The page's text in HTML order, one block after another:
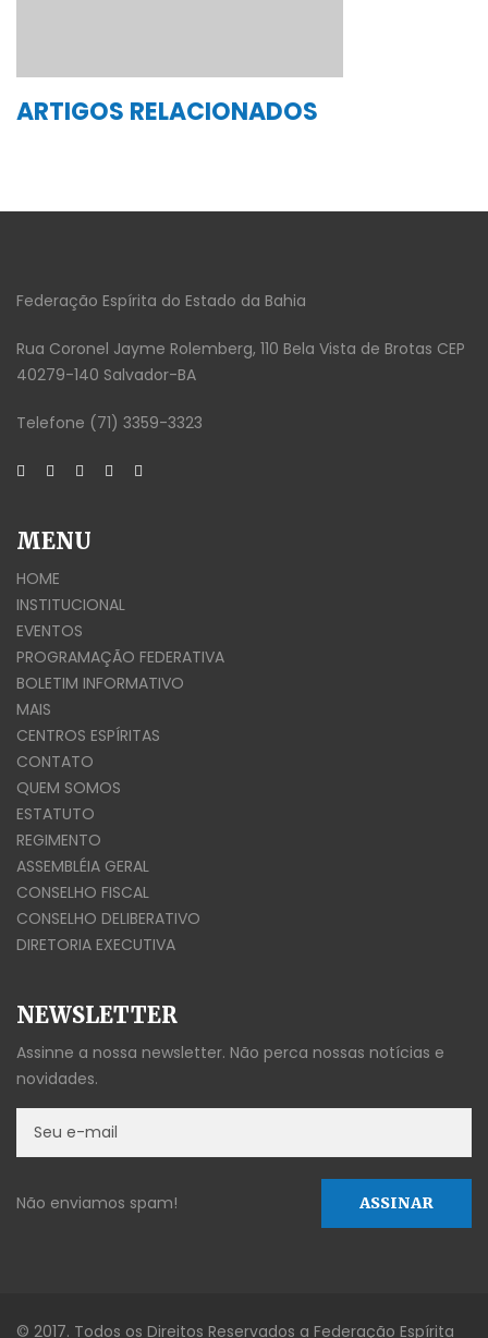
ARTIGOS RELACIONADOS
Federação Espírita do Estado da Bahia
Rua Coronel Jayme Rolemberg, 110 Bela Vista de Brotas CEP
40279-140 Salvador-BA
Telefone (71) 3359-3323
MENU
HOME
INSTITUCIONAL
EVENTOS
PROGRAMAÇÃO FEDERATIVA
BOLETIM INFORMATIVO
MAIS
CENTROS ESPÍRITAS
CONTATO
QUEM SOMOS
ESTATUTO
REGIMENTO
ASSEMBLÉIA GERAL
CONSELHO FISCAL
CONSELHO DELIBERATIVO
DIRETORIA EXECUTIVA
NEWSLETTER
Assinne a nossa newsletter. Não perca nossas notícias e
novidades.
Não enviamos spam!
© 2017. Todos os Direitos Reservados a Federação Espírita